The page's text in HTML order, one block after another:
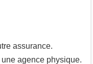
assurance.
agence physique.